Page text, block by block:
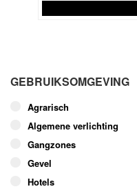
variaties.
optie
kan
gekozen
worden
op
GEBRUIKSOMGEVING
Agrarisch
Algemene verlichting
Gangzones
Gevel
Hotels